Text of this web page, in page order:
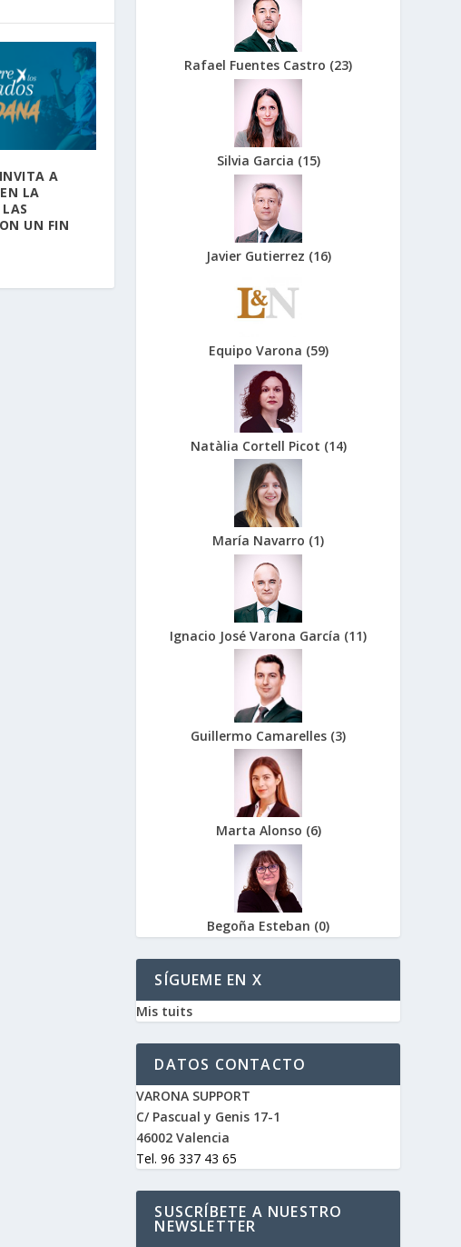
A
LA
UN FIN
Rafael Fuentes Castro (23)
Silvia Garcia (15)
Javier Gutierrez (16)
Equipo Varona (59)
Natàlia Cortell Picot (14)
María Navarro (1)
Ignacio José Varona García (11)
Guillermo Camarelles (3)
Marta Alonso (6)
Begoña Esteban (0)
SÍGUEME EN X
Mis tuits
DATOS CONTACTO
VARONA SUPPORT
C/ Pascual y Genis 17-1
46002 Valencia
Tel. 96 337 43 65
SUSCRÍBETE A NUESTRO
NEWSLETTER